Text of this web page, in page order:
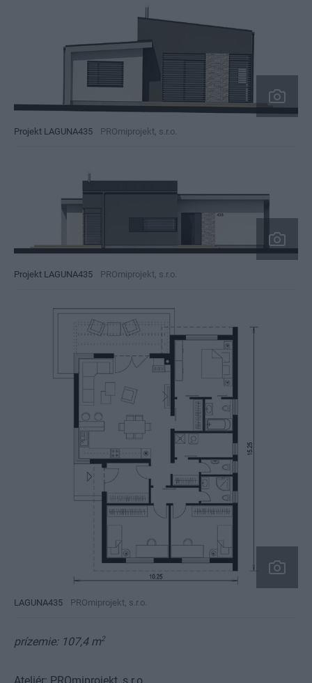
Projekt LAGUNA435 PROmiprojekt, s.r.o.
Projekt LAGUNA435 PROmiprojekt, s.r.o.
LAGUNA435 PROmiprojekt, s.r.o.
prízemie: 107,4 m2